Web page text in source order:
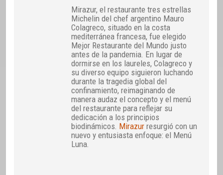
Mirazur, el restaurante tres estrellas
Michelin del chef argentino Mauro
Colagreco, situado en la costa
mediterránea francesa, fue elegido
Mejor Restaurante del Mundo justo
antes de la pandemia. En lugar de
dormirse en los laureles, Colagreco y
su diverso equipo siguieron luchando
durante la tragedia global del
confinamiento, reimaginando de
manera audaz el concepto y el menú
del restaurante para reflejar su
dedicación a los principios
biodinámicos. Mirazur resurgió con un
nuevo y entusiasta enfoque: el Menú
Luna.